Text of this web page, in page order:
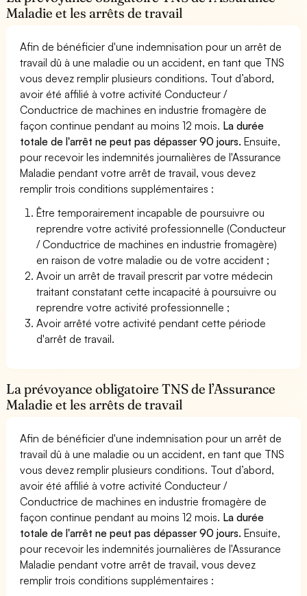
Maladie et les arrêts de travail
Afin de bénéficier d'une indemnisation pour un arrêt de
travail dû à une maladie ou un accident, en tant que TNS
vous devez remplir plusieurs conditions. Tout d’abord,
avoir été affilié à votre activité Conducteur /
Conductrice de machines en industrie fromagère de
façon continue pendant au moins 12 mois. La durée
totale de l'arrêt ne peut pas dépasser 90 jours. Ensuite,
pour recevoir les indemnités journalières de l'Assurance
Maladie pendant votre arrêt de travail, vous devez
remplir trois conditions supplémentaires :
Être temporairement incapable de poursuivre ou
reprendre votre activité professionnelle (Conducteur
/ Conductrice de machines en industrie fromagère)
en raison de votre maladie ou de votre accident ;
Avoir un arrêt de travail prescrit par votre médecin
traitant constatant cette incapacité à poursuivre ou
reprendre votre activité professionnelle ;
Avoir arrêté votre activité pendant cette période
d'arrêt de travail.
La prévoyance obligatoire TNS de l’Assurance
Maladie et les arrêts de travail
Afin de bénéficier d'une indemnisation pour un arrêt de
travail dû à une maladie ou un accident, en tant que TNS
vous devez remplir plusieurs conditions. Tout d’abord,
avoir été affilié à votre activité Conducteur /
Conductrice de machines en industrie fromagère de
façon continue pendant au moins 12 mois. La durée
totale de l'arrêt ne peut pas dépasser 90 jours. Ensuite,
pour recevoir les indemnités journalières de l'Assurance
Maladie pendant votre arrêt de travail, vous devez
remplir trois conditions supplémentaires :